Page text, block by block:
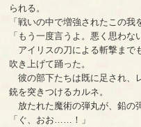
られる。
「戦いの中で増強されたこの我
「もう一度言うよ。悪く思わな
アイリスの刀による斬撃まで
吹き上げて踊った。
彼の部下たちは既に足され、
銃を突きつけるカルネ。
放たれた魔術の弾丸が、鉛の
「ぐ、おお……！」